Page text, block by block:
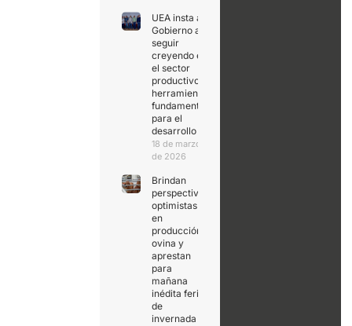
UEA insta al
Gobierno a
seguir
creyendo en
el sector
productivo,
herramienta
fundamental
para el
desarrollo
18 de marzo
de 2026
Brindan
perspectivas
optimistas
en
producción
ovina y
aprestan
para
mañana
inédita feria
de
invernada